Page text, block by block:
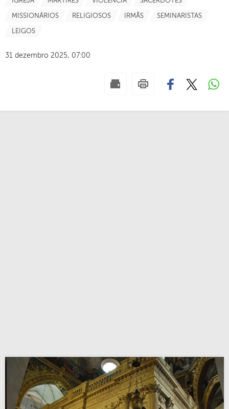
MISSIONÁRIOS RELIGIOSOS IRMÃS SEMINARISTAS
LEIGOS
31 dezembro 2025, 07:00